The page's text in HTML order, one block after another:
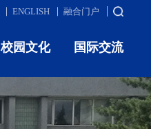
ENGLISH 融合门户
校园文化 国际交流